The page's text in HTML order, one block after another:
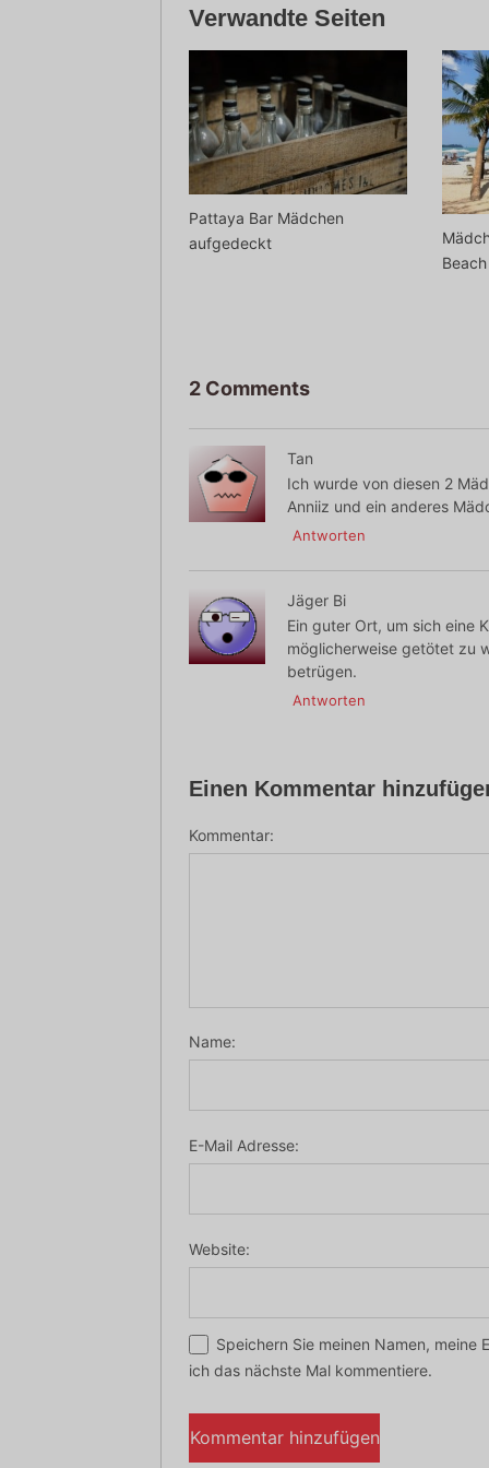
Verwandte Seiten
Pattaya Bar Mädchen
aufgedeckt
2 Comments
Tan
Ich wurde von diesen 2
Anniiz und ein anderes
Antworten
Jäger Bi
Ein guter Ort, um sich eine
möglicherweise getötet zu
betrügen.
Antworten
Einen Kommentar
Kommentar:
Name:
E-Mail Adresse:
Website:
Speichern Sie meinen Namen, meine
ich das nächste Mal kommentiere.